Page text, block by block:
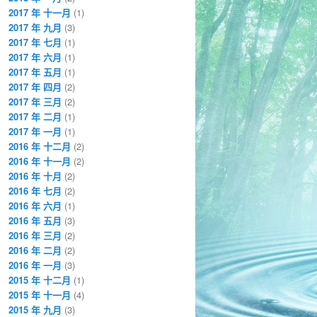
2017 年 十一月 (1)
2017 年 九月 (3)
2017 年 七月 (1)
2017 年 六月 (1)
2017 年 五月 (1)
2017 年 四月 (2)
2017 年 三月 (2)
2017 年 二月 (1)
2017 年 一月 (1)
2016 年 十二月 (2)
2016 年 十一月 (2)
2016 年 十月 (2)
2016 年 七月 (2)
2016 年 六月 (1)
2016 年 五月 (3)
2016 年 三月 (2)
2016 年 二月 (2)
2016 年 一月 (3)
2015 年 十二月 (1)
2015 年 十一月 (4)
2015 年 九月 (3)